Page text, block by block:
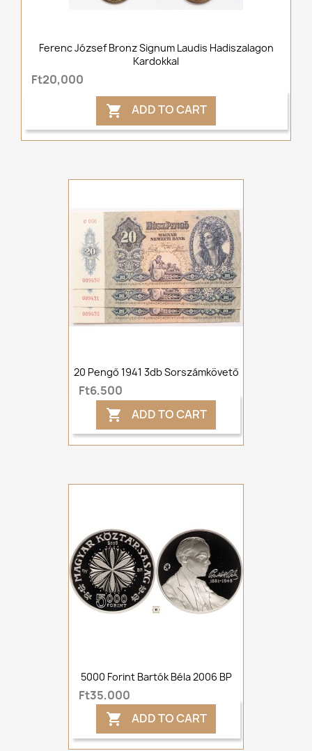
Ferenc József Bronz Signum Laudis Hadiszalagon
Kardokkal
Ft20,000
 ADD TO CART
20 Pengő 1941 3db Sorszámkövető
Ft6,500
 ADD TO CART
5000 Forint Bartók Béla 2006 BP
Ft35,000
 ADD TO CART